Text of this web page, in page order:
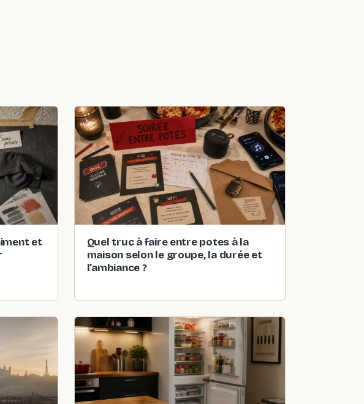
et
Quel truc à faire entre potes à la
maison selon le groupe, la durée et
l’ambiance ?